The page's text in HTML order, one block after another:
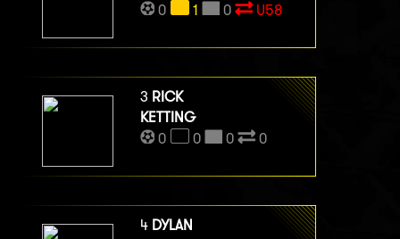
0
1 0 U58
3 RICK
KETTING
0
0 0 0
4 DYLAN